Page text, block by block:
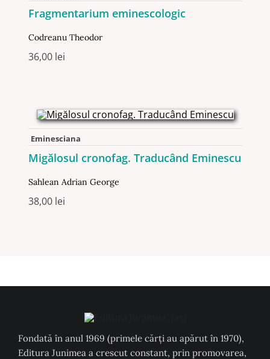
Fragmentarium eminescologic
Codreanu Theodor
36,00 lei
Eminesciana
Migălosul cronofag. Traducând Eminescu
Sahlean Adrian George
38,00 lei
Fondată în anul 1969 (primele cărți au apărut în 1970),
Editura Junimea a crescut constant, prin promovarea,